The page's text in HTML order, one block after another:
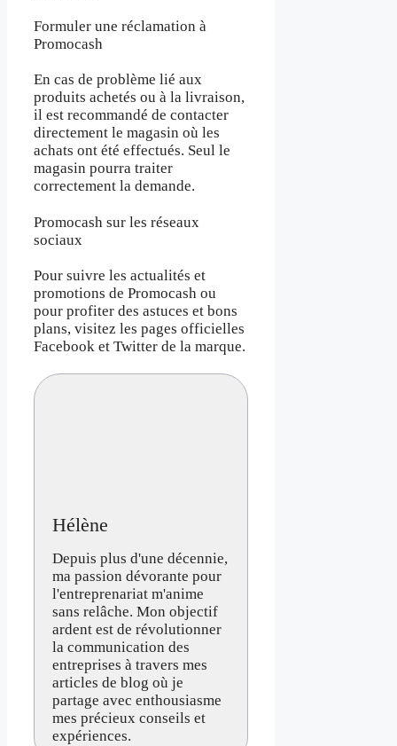
Formuler une réclamation à
Promocash
En cas de problème lié aux
produits achetés ou à la livraison,
il est recommandé de contacter
directement le magasin où les
achats ont été effectués. Seul le
magasin pourra traiter
correctement la demande.
Promocash sur les réseaux
sociaux
Pour suivre les actualités et
promotions de Promocash ou
pour profiter des astuces et bons
plans, visitez les pages officielles
Facebook et Twitter de la marque.
Hélène
Depuis plus d'une décennie,
ma passion dévorante pour
l'entreprenariat m'anime
sans relâche. Mon objectif
ardent est de révolutionner
la communication des
entreprises à travers mes
articles de blog où je
partage avec enthousiasme
mes précieux conseils et
expériences.